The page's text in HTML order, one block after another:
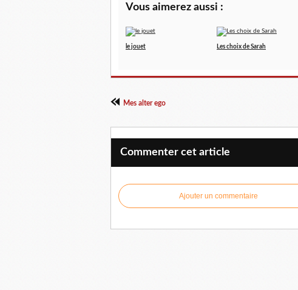
Vous aimerez aussi :
le jouet Les choix de Sarah
Mes alter ego
Commenter cet article
Ajouter un commentaire